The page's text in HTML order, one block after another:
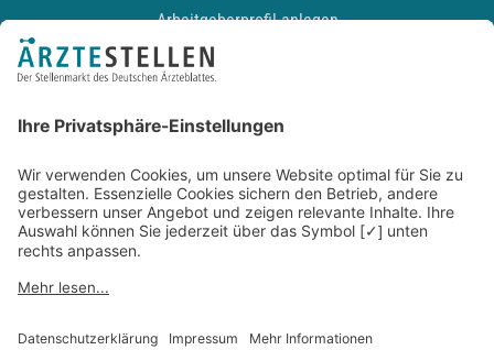
Arbeitgeberprofil anlegen
Recruiting-Podcast
Kontakt
Datenschutz
Newsletter